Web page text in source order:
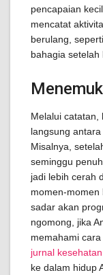
pencapaian
mencatat
berulang,
bahagia setelah
Melalui catatan,
langsung
Misalnya,
seminggu
jadi lebih cerah
momen-momen
sadar akan
ngomong, jika
memahami
jurnal
ke dalam hidup